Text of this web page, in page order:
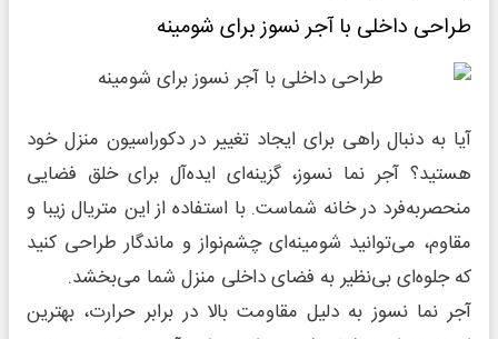
طراحی داخلی با آجر نسوز برای شومینه
آیا به دنبال راهی برای ایجاد تغییر در دکوراسیون منزل خود
هستید؟ آجر نما نسوز، گزینه‌ای ایده‌آل برای خلق فضایی
منحصربه‌فرد در خانه شماست. با استفاده از این متریال زیبا و
مقاوم، می‌توانید شومینه‌ای چشم‌نواز و ماندگار طراحی کنید
که جلوه‌ای بی‌نظیر به فضای داخلی منزل شما می‌بخشد.
آجر نما نسوز به دلیل مقاومت بالا در برابر حرارت، بهترین